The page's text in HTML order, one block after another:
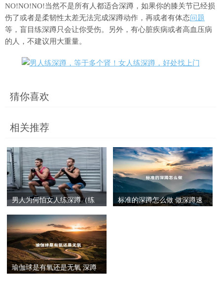
NO!NO!NO!当然不是所有人都适合深蹲，如果你的膝关节已经损
伤了或者是柔韧性太差无法完成深蹲动作，再或者有体态问题
等，盲目练深蹲只会让你受伤。另外，有心脏疾病或者高血压病
的人，不建议用大重量。
猜你喜欢
相关推荐
男人为何怕女人练深蹲（练
标准的深蹲怎么做 做深蹲速
瑜伽球是有氧还是无氧 深蹲